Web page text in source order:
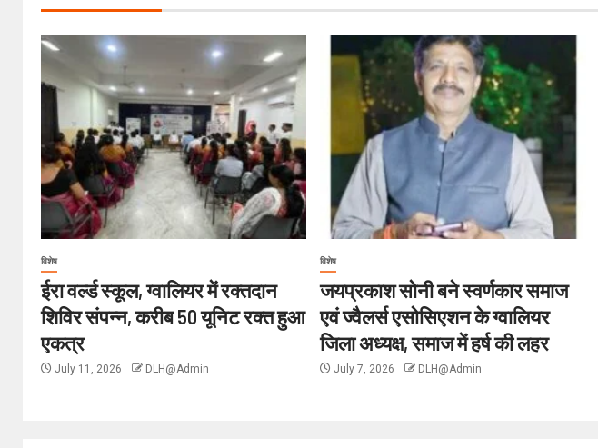
विशेष
ईरा वर्ल्ड स्कूल, ग्वालियर में रक्तदान
शिविर संपन्न, करीब 50 यूनिट रक्त हुआ
एकत्र
July 11, 2026 DLH@Admin
विशेष
जयप्रकाश सोनी बने स्वर्णकार समाज
एवं ज्वैलर्स एसोसिएशन के ग्वालियर
जिला अध्यक्ष, समाज में हर्ष की लहर
July 7, 2026 DLH@Admin